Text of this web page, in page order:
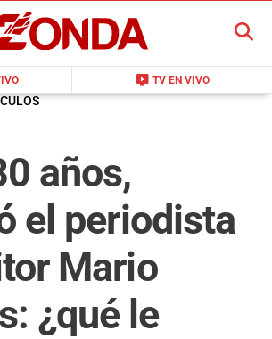
live_tv TV EN VIVO
BUSCAR
años,
el periodista
Mario
¿qué le